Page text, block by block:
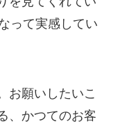
って実感してい
お願いしたいこ
、かつてのお客